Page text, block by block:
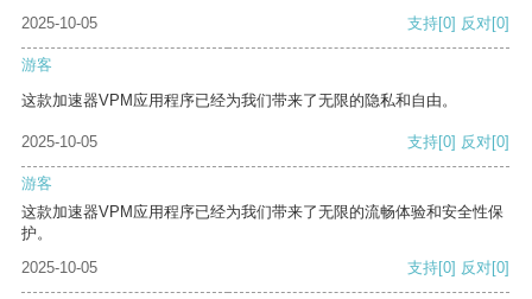
2025-10-05
支持[0] 反对[0]
游客
这款加速器VPM应用程序已经为我们带来了无限的隐私和自由。
2025-10-05 支持[0] 反对[0]
游客
这款加速器VPM应用程序已经为我们带来了无限的流畅体验和安全性保
护。
2025-10-05
支持[0] 反对[0]